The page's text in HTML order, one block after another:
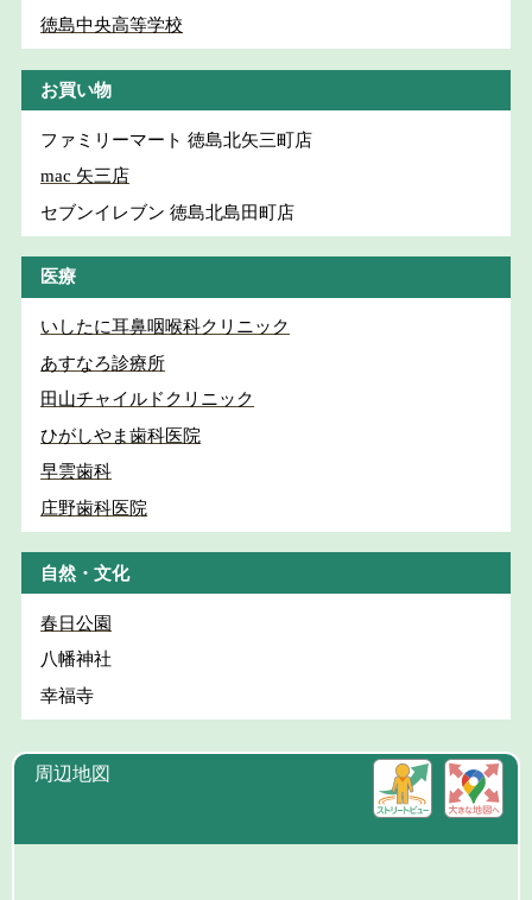
徳島中央高等学校
お買い物
ファミリーマート 徳島北矢三町店
mac 矢三店
セブンイレブン 徳島北島田町店
医療
いしたに耳鼻咽喉科クリニック
あすなろ診療所
田山チャイルドクリニック
ひがしやま歯科医院
早雲歯科
庄野歯科医院
自然・文化
春日公園
八幡神社
幸福寺
周辺地図